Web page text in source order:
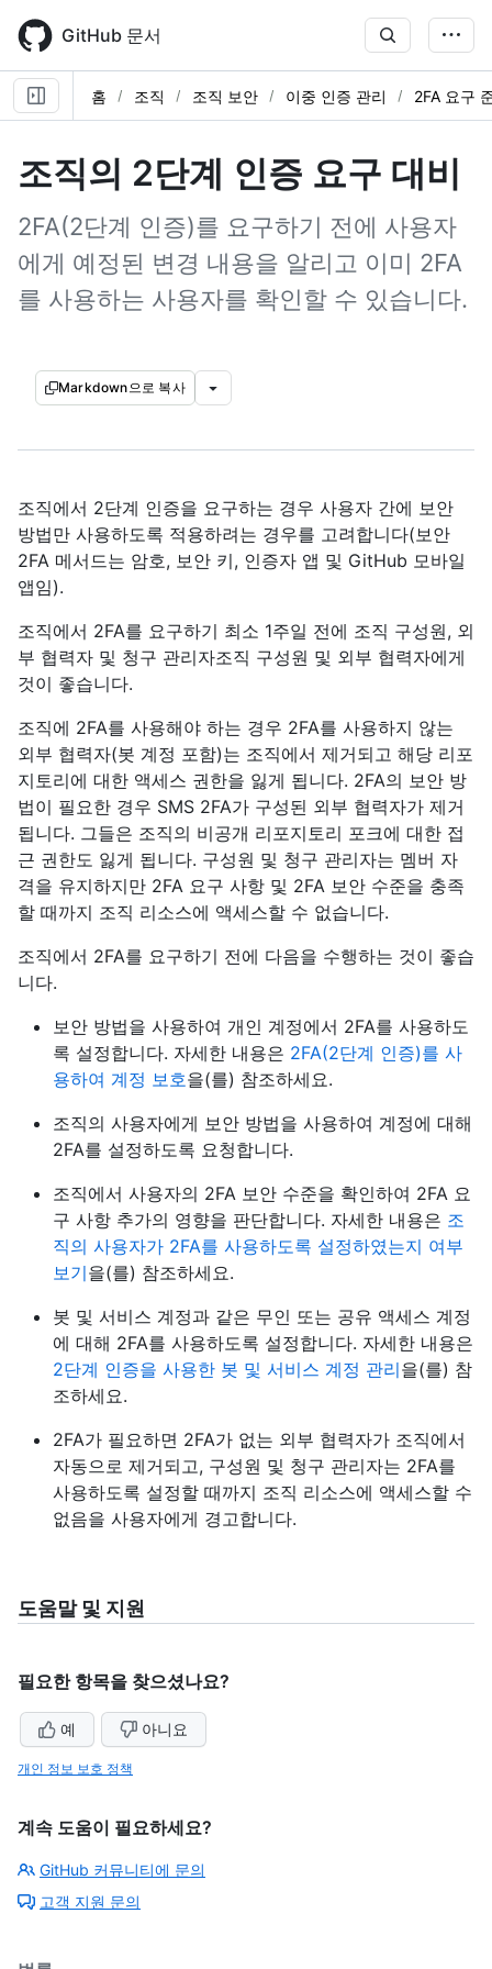
main
content
GitHub 문서
홈 조직 조직 보안 이중 인증 관리 2FA 요구
조직의 2단계 인증 요구 대비
2FA(2단계 인증)를 요구하기 전에 사용자
에게 예정된 변경 내용을 알리고 이미 2FA
를 사용하는 사용자를 확인할 수 있습니다.
Markdown으로 복사
조직에서 2단계 인증을 요구하는 경우 사용자 간에 보안
방법만 사용하도록 적용하려는 경우를 고려합니다(보안
2FA 메서드는 암호, 보안 키, 인증자 앱 및 GitHub 모바일
앱임).
조직에서 2FA를 요구하기 최소 1주일 전에 조직 구성원, 외
부 협력자 및 청구 관리자조직 구성원 및 외부 협력자에게
것이 좋습니다.
조직에 2FA를 사용해야 하는 경우 2FA를 사용하지 않는
외부 협력자(봇 계정 포함)는 조직에서 제거되고 해당 리포
지토리에 대한 액세스 권한을 잃게 됩니다. 2FA의 보안 방
법이 필요한 경우 SMS 2FA가 구성된 외부 협력자가 제거
됩니다. 그들은 조직의 비공개 리포지토리 포크에 대한 접
근 권한도 잃게 됩니다. 구성원 및 청구 관리자는 멤버 자
격을 유지하지만 2FA 요구 사항 및 2FA 보안 수준을 충족
할 때까지 조직 리소스에 액세스할 수 없습니다.
조직에서 2FA를 요구하기 전에 다음을 수행하는 것이 좋습
니다.
보안 방법을 사용하여 개인 계정에서 2FA를 사용하도
록 설정합니다. 자세한 내용은 2FA(2단계 인증)를 사
용하여 계정 보호을(를) 참조하세요.
조직의 사용자에게 보안 방법을 사용하여 계정에 대해
2FA를 설정하도록 요청합니다.
조직에서 사용자의 2FA 보안 수준을 확인하여 2FA 요
구 사항 추가의 영향을 판단합니다. 자세한 내용은 조
직의 사용자가 2FA를 사용하도록 설정하였는지 여부
보기을(를) 참조하세요.
봇 및 서비스 계정과 같은 무인 또는 공유 액세스 계정
에 대해 2FA를 사용하도록 설정합니다. 자세한 내용은
2단계 인증을 사용한 봇 및 서비스 계정 관리을(를) 참
조하세요.
2FA가 필요하면 2FA가 없는 외부 협력자가 조직에서
자동으로 제거되고, 구성원 및 청구 관리자는 2FA를
사용하도록 설정할 때까지 조직 리소스에 액세스할 수
없음을 사용자에게 경고합니다.
도움말 및 지원
필요한 항목을 찾으셨나요?
예 아니요
개인 정보 보호 정책
계속 도움이 필요하세요?
GitHub 커뮤니티에 문의
고객 지원 문의